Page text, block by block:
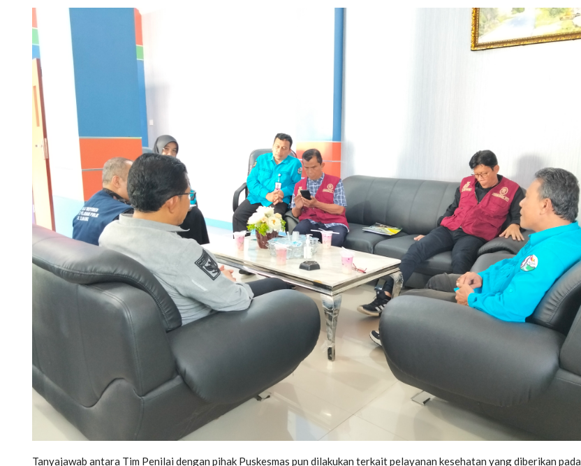
Tanyajawab antara Tim Penilai dengan pihak Puskesmas pun dilakukan terkait pelayanan kesehatan yang diberikan pada